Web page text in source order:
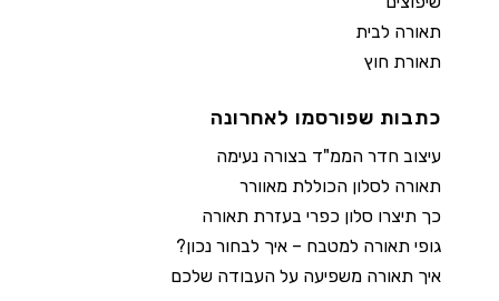
תאורה לבית
תאורת חוץ
כתבות שפורסמו לאחרונה
עיצוב חדר הממ"ד בצורה נעימה
תאורה לסלון הכוללת מאוורר
כך תיצרו סלון כפרי בעזרת תאורה
גופי תאורה למטבח – איך לבחור נכון?
איך תאורה משפיעה על העבודה שלכם